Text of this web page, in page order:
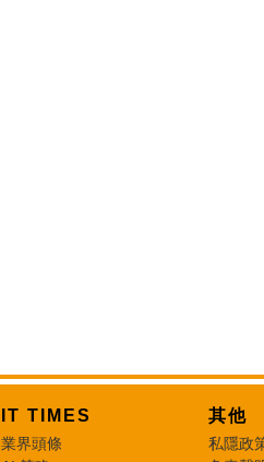
IT TIMES
業界頭條
其他
私隱政